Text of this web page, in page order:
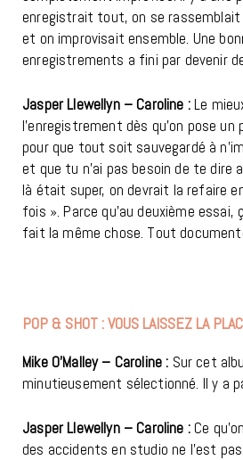
enregistrait tout, on se
et on improvisait ensemble. Une
enregistrements a fini par devenir
Jasper Llewellyn – Caroline :Le
l’enregistrement dès qu’on pose un
pour que tout soit sauvegardé à
et que tu n’ai pas besoin de te dire
là était super, on devrait la refaire
fois ». Parce qu’au deuxième
fait la même chose. Tout
POP & SHOT : VOUS LAISSEZ LA
Mike O’Malley – Caroline : Sur cet
minutieusement sélectionné. Il y a
Jasper Llewellyn – Caroline :Ce
des accidents en studio ne l’est pas.